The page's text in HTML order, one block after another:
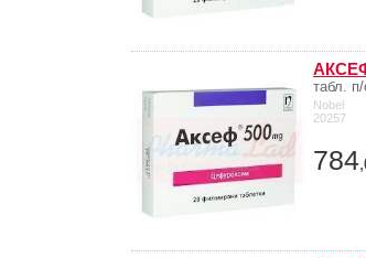
табл.
Nobel
20257
784